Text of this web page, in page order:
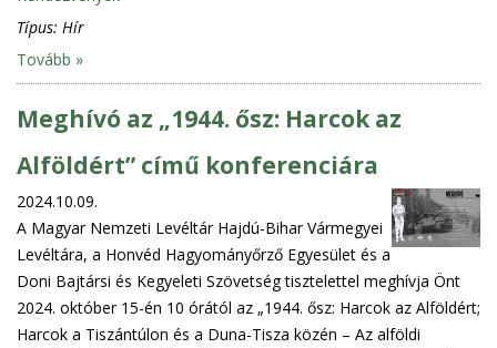
Típus: Hír
Tovább »
Meghívó az „1944. ősz: Harcok az
Alföldért” című konferenciára
2024.10.09.
A Magyar Nemzeti Levéltár Hajdú-Bihar Vármegyei
Levéltára, a Honvéd Hagyományőrző Egyesület és a
Doni Bajtársi és Kegyeleti Szövetség tisztelettel meghívja Önt
2024. október 15-én 10 órától az „1944. ősz: Harcok az Alföldért;
Harcok a Tiszántúlon és a Duna-Tisza közén – Az alföldi